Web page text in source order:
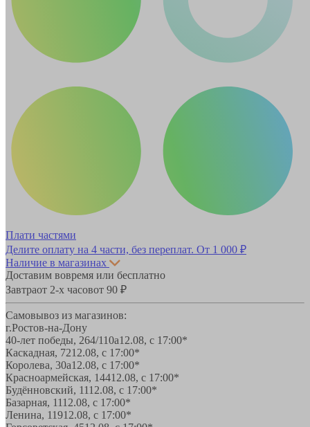
Плати частями
Делите оплату на 4 части, без переплат. От 1 000 ₽
Наличие в магазинах
Доставим вовремя или бесплатно
Завтраот 2-х часовот 90 ₽
Самовывоз из магазинов:
г.Ростов-на-Дону
40-лет победы, 264/110а12.08, с 17:00*
Каскадная, 7212.08, с 17:00*
Королева, 30а12.08, с 17:00*
Красноармейская, 14412.08, с 17:00*
Будённовский, 1112.08, с 17:00*
Базарная, 1112.08, с 17:00*
Ленина, 11912.08, с 17:00*